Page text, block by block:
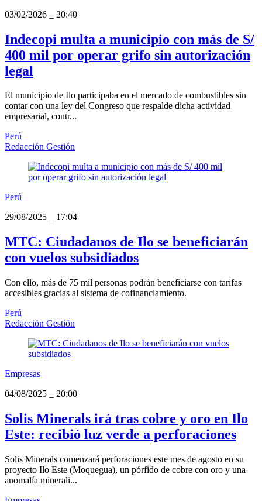
03/02/2026
20:40
Indecopi multa a municipio con más de S/
400 mil por operar grifo sin autorización
legal
El municipio de Ilo participaba en el mercado de combustibles sin
contar con una ley del Congreso que respalde dicha actividad
empresarial, contr...
Perú
Redacción Gestión
Perú
29/08/2025
17:04
MTC: Ciudadanos de Ilo se beneficiarán
con vuelos subsidiados
Con ello, más de 75 mil personas podrán beneficiarse con tarifas
accesibles gracias al sistema de cofinanciamiento.
Perú
Redacción Gestión
Empresas
04/08/2025
20:00
Solis Minerals irá tras cobre y oro en Ilo
Este: recibió luz verde a perforaciones
Solis Minerals comenzará perforaciones este mes de agosto en su
proyecto Ilo Este (Moquegua), un pórfido de cobre con oro y una
anomalía minerali...